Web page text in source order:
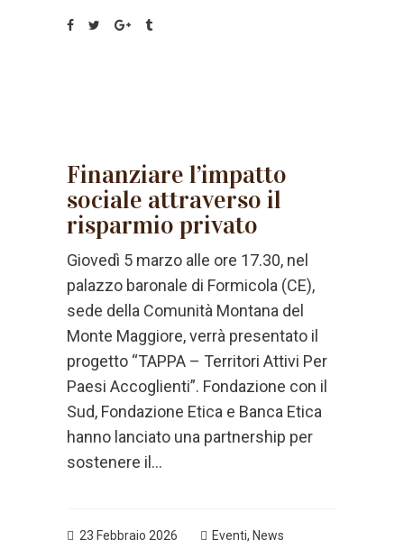
Finanziare l’impatto
sociale attraverso il
risparmio privato
Giovedì 5 marzo alle ore 17.30, nel
palazzo baronale di Formicola (CE),
sede della Comunità Montana del
Monte Maggiore, verrà presentato il
progetto “TAPPA – Territori Attivi Per
Paesi Accoglienti”. Fondazione con il
Sud, Fondazione Etica e Banca Etica
hanno lanciato una partnership per
sostenere il...
23 Febbraio 2026 Eventi, News